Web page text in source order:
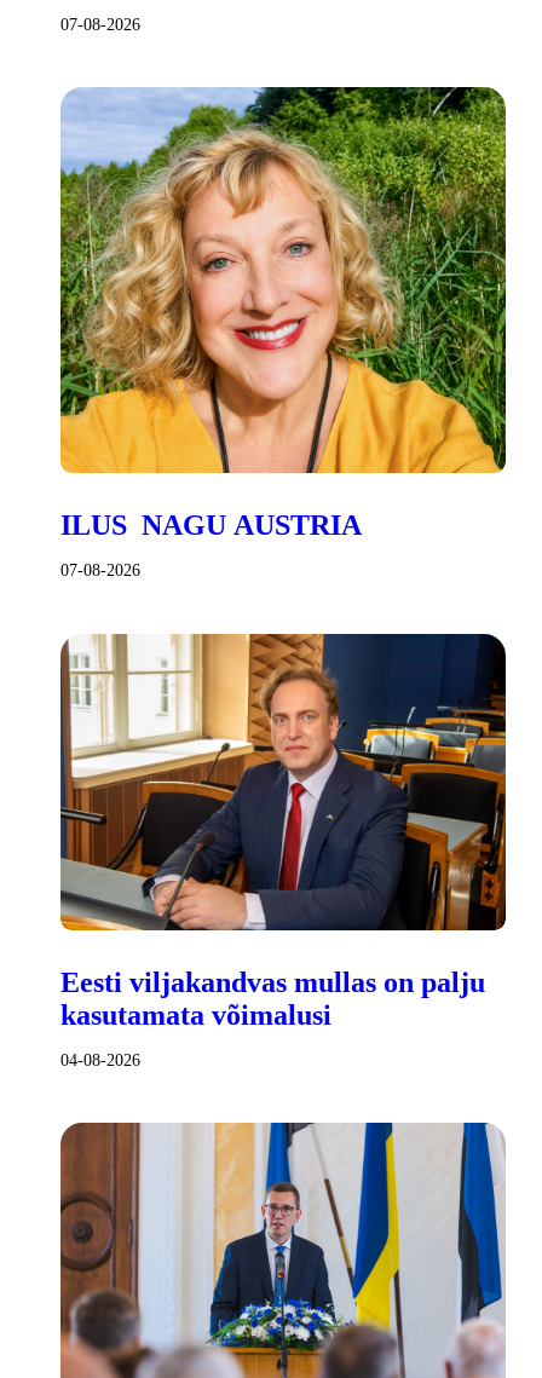
07-08-2026
ILUS NAGU AUSTRIA
07-08-2026
Eesti viljakandvas mullas on palju
kasutamata võimalusi
04-08-2026